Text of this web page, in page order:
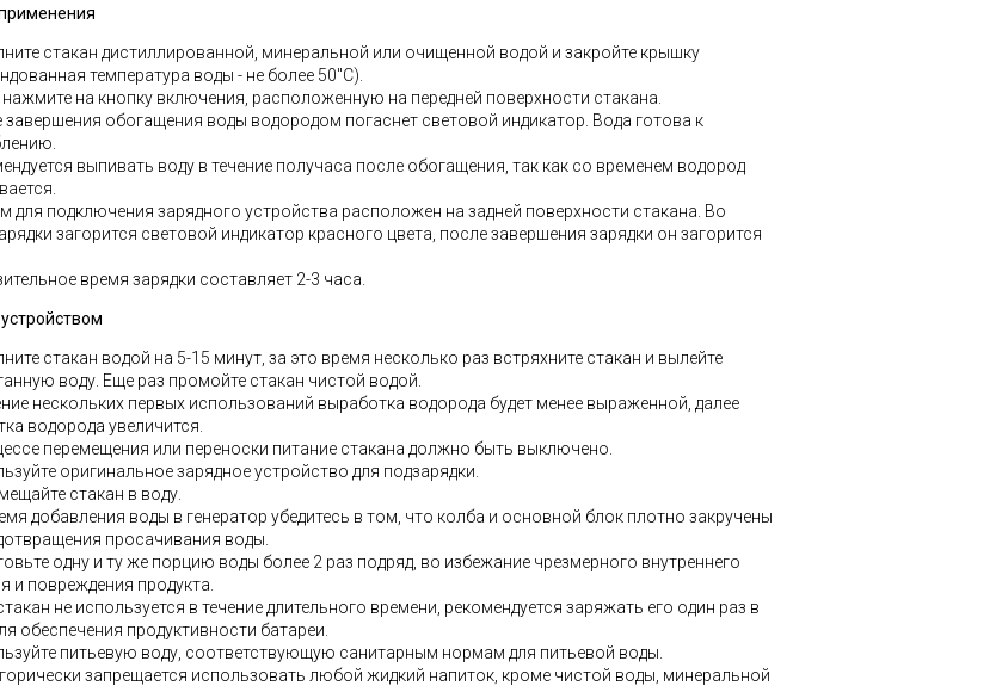
стакан дистиллированной, минеральной или очищенной водой и закройте крышку
температура воды - не более 50"С).
нажмите на кнопку включения, расположенную на передней поверхности стакана.
завершения обогащения воды водородом погаснет световой индикатор. Вода готова к
выпивать воду в течение получаса после обогащения, так как со временем водород
для подключения зарядного устройства расположен на задней поверхности стакана. Во
загорится световой индикатор красного цвета, после завершения зарядки он загорится
время зарядки составляет 2-3 часа.
стакан водой на 5-15 минут, за это время несколько раз встряхните стакан и вылейте
воду. Еще раз промойте стакан чистой водой.
нескольких первых использований выработка водорода будет менее выраженной, далее
водорода увеличится.
перемещения или переноски питание стакана должно быть выключено.
оригинальное зарядное устройство для подзарядки.
стакан в воду.
добавления воды в генератор убедитесь в том, что колба и основной блок плотно закручены
просачивания воды.
одну и ту же порцию воды более 2 раз подряд, во избежание чрезмерного внутреннего
и повреждения продукта.
не используется в течение длительного времени, рекомендуется заряжать его один раз в
обеспечения продуктивности батареи.
питьевую воду, соответствующую санитарным нормам для питьевой воды.
запрещается использовать любой жидкий напиток, кроме чистой воды, минеральной